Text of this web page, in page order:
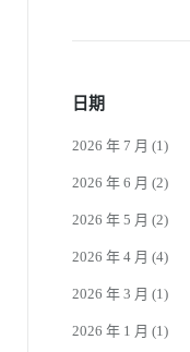
日期
2026 年 7 月 (1)
2026 年 6 月 (2)
2026 年 5 月 (2)
2026 年 4 月 (4)
2026 年 3 月 (1)
2026 年 1 月 (1)